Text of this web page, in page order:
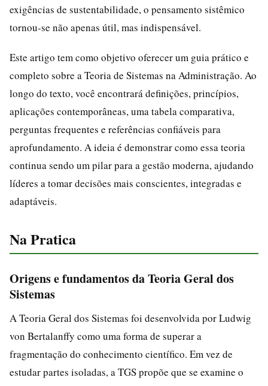
exigências de sustentabilidade, o pensamento sistêmico
tornou-se não apenas útil, mas indispensável.
Este artigo tem como objetivo oferecer um guia prático e
completo sobre a Teoria de Sistemas na Administração. Ao
longo do texto, você encontrará definições, princípios,
aplicações contemporâneas, uma tabela comparativa,
perguntas frequentes e referências confiáveis para
aprofundamento. A ideia é demonstrar como essa teoria
continua sendo um pilar para a gestão moderna, ajudando
líderes a tomar decisões mais conscientes, integradas e
adaptáveis.
Na Pratica
Origens e fundamentos da Teoria Geral dos
Sistemas
A Teoria Geral dos Sistemas foi desenvolvida por Ludwig
von Bertalanffy como uma forma de superar a
fragmentação do conhecimento científico. Em vez de
estudar partes isoladas, a TGS propõe que se examine o